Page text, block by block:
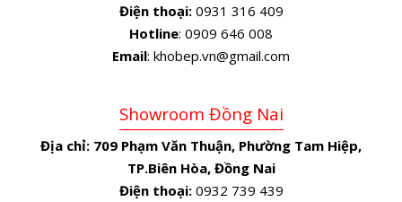
Điện thoại:0931 316 409
Hotline: 0909 646 008
Email: khobep.vn@gmail.com
Showroom Đồng Nai
Địa chỉ: 709 Phạm Văn Thuận, Phường Tam Hiệp,
TP.Biên Hòa, Đồng Nai
Điện thoại:0932 739 439